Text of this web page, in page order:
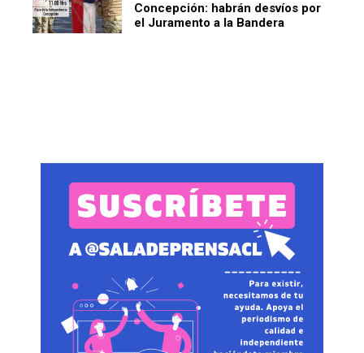
Concepción: habrán desvíos por
el Juramento a la Bandera